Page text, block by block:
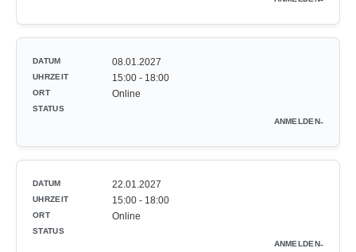
08.01.2027
15:00 - 18:00
Online
-
22.01.2027
15:00 - 18:00
Online
-